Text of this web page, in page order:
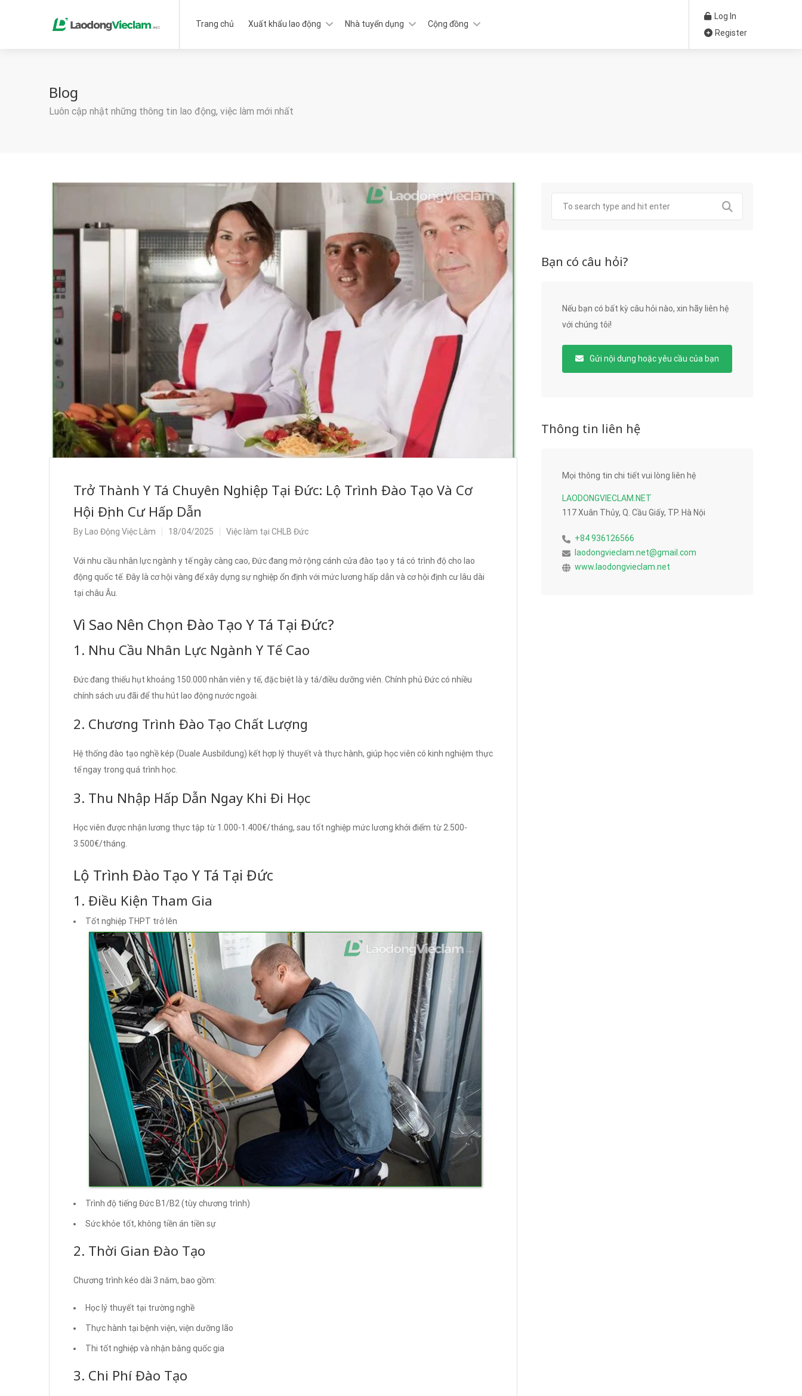
Trang chủ Xuất khẩu lao động Nhà tuyển dụng Cộng đồng
Log In
Register
Blog
Luôn cập nhật những thông tin lao động, việc làm mới nhất
Trở Thành Y Tá Chuyên Nghiệp Tại Đức: Lộ Trình Đào Tạo Và Cơ
Hội Định Cư Hấp Dẫn
ByLao Động Việc Làm 18/04/2025 Việc làm tại CHLB Đức
Với nhu cầu nhân lực ngành y tế ngày càng cao, Đức đang mở rộng cánh cửa đào tạo y tá có trình độ cho lao
động quốc tế. Đây là cơ hội vàng để xây dựng sự nghiệp ổn định với mức lương hấp dẫn và cơ hội định cư lâu dài
tại châu Âu.
Vì Sao Nên Chọn Đào Tạo Y Tá Tại Đức?
1. Nhu Cầu Nhân Lực Ngành Y Tế Cao
Đức đang thiếu hụt khoảng 150.000 nhân viên y tế, đặc biệt là y tá/điều dưỡng viên. Chính phủ Đức có nhiều
chính sách ưu đãi để thu hút lao động nước ngoài.
2. Chương Trình Đào Tạo Chất Lượng
Hệ thống đào tạo nghề kép (Duale Ausbildung) kết hợp lý thuyết và thực hành, giúp học viên có kinh nghiệm thực
tế ngay trong quá trình học.
3. Thu Nhập Hấp Dẫn Ngay Khi Đi Học
Học viên được nhận lương thực tập từ 1.000-1.400€/tháng, sau tốt nghiệp mức lương khởi điểm từ 2.500-
3.500€/tháng.
Lộ Trình Đào Tạo Y Tá Tại Đức
1. Điều Kiện Tham Gia
Tốt nghiệp THPT trở lên
Trình độ tiếng Đức B1/B2 (tùy chương trình)
Sức khỏe tốt, không tiền án tiền sự
2. Thời Gian Đào Tạo
Chương trình kéo dài 3 năm, bao gồm:
Học lý thuyết tại trường nghề
Thực hành tại bệnh viện, viện dưỡng lão
Thi tốt nghiệp và nhận bằng quốc gia
3. Chi Phí Đào Tạo
Bạn có câu hỏi?
Nếu bạn có bất kỳ câu hỏi nào, xin hãy liên hệ
với chúng tôi!
Gửi nội dung hoặc yêu cầu của bạn
Thông tin liên hệ
Mọi thông tin chi tiết vui lòng liên hệ
LAODONGVIECLAM.NET
117 Xuân Thủy, Q. Cầu Giấy, TP. Hà Nội
+84 936126566
laodongvieclam.net@gmail.com
www.laodongvieclam.net